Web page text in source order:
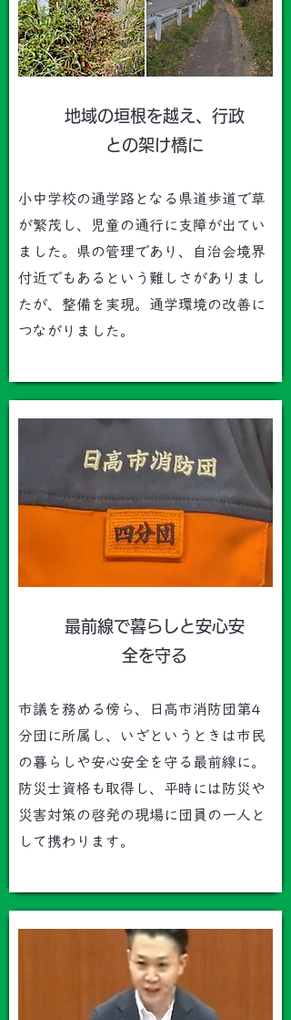
地域の垣根を越え、行政
との架け橋に
小中学校の通学路となる県道歩道で草
が繁茂し、児童の通行に支障が出てい
ました。県の管理であり、自治会境界
付近でもあるという難しさがありまし
たが、整備を実現。通学環境の改善に
つながりました。
最前線で暮らしと安心安
全を守る
市議を務める傍ら、日高市消防団第4
分団に所属し、いざというときは市民
の暮らしや安心安全を守る最前線に。
防災士資格も取得し、平時には防災や
災害対策の啓発の現場に団員の一人と
して携わります。